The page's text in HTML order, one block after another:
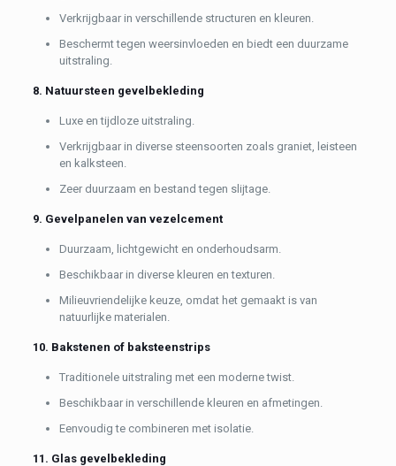
Verkrijgbaar in verschillende structuren en kleuren.
Beschermt tegen weersinvloeden en biedt een duurzame
uitstraling.
8. Natuursteen gevelbekleding
Luxe en tijdloze uitstraling.
Verkrijgbaar in diverse steensoorten zoals graniet, leisteen
en kalksteen.
Zeer duurzaam en bestand tegen slijtage.
9. Gevelpanelen van vezelcement
Duurzaam, lichtgewicht en onderhoudsarm.
Beschikbaar in diverse kleuren en texturen.
Milieuvriendelijke keuze, omdat het gemaakt is van
natuurlijke materialen.
10. Bakstenen of baksteenstrips
Traditionele uitstraling met een moderne twist.
Beschikbaar in verschillende kleuren en afmetingen.
Eenvoudig te combineren met isolatie.
11. Glas gevelbekleding